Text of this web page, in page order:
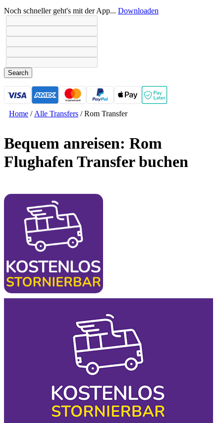
Noch schneller geht's mit der App... Downloaden
Search
Home / Alle Transfers / Rom Transfer
Bequem anreisen: Rom
Flughafen Transfer buchen